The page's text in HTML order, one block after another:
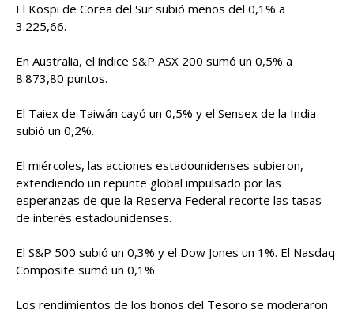
El Kospi de Corea del Sur subió menos del 0,1% a
3.225,66.
En Australia, el índice S&P ASX 200 sumó un 0,5% a
8.873,80 puntos.
El Taiex de Taiwán cayó un 0,5% y el Sensex de la India
subió un 0,2%.
El miércoles, las acciones estadounidenses subieron,
extendiendo un repunte global impulsado por las
esperanzas de que la Reserva Federal recorte las tasas
de interés estadounidenses.
El S&P 500 subió un 0,3% y el Dow Jones un 1%. El Nasdaq
Composite sumó un 0,1%.
Los rendimientos de los bonos del Tesoro se moderaron